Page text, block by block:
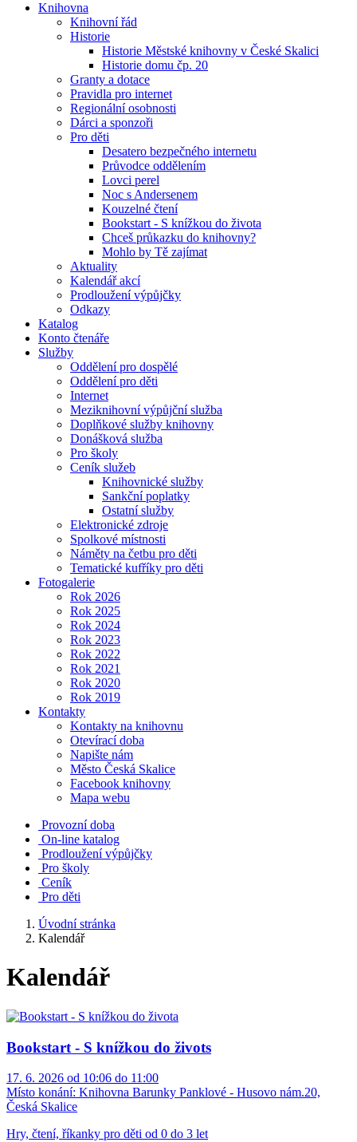
Knihovna
Knihovní řád
Historie
Historie Městské knihovny v České Skalici
Historie domu čp. 20
Granty a dotace
Pravidla pro internet
Regionální osobnosti
Dárci a sponzoři
Pro děti
Desatero bezpečného internetu
Průvodce oddělením
Lovci perel
Noc s Andersenem
Kouzelné čtení
Bookstart - S knížkou do života
Chceš průkazku do knihovny?
Mohlo by Tě zajímat
Aktuality
Kalendář akcí
Prodloužení výpůjčky
Odkazy
Katalog
Konto čtenáře
Služby
Oddělení pro dospělé
Oddělení pro děti
Internet
Meziknihovní výpůjční služba
Doplňkové služby knihovny
Donášková služba
Pro školy
Ceník služeb
Knihovnické služby
Sankční poplatky
Ostatní služby
Elektronické zdroje
Spolkové místnosti
Náměty na četbu pro děti
Tematické kufříky pro děti
Fotogalerie
Rok 2026
Rok 2025
Rok 2024
Rok 2023
Rok 2022
Rok 2021
Rok 2020
Rok 2019
Kontakty
Kontakty na knihovnu
Otevírací doba
Napište nám
Město Česká Skalice
Facebook knihovny
Mapa webu
Provozní doba
On-line katalog
Prodloužení výpůjčky
Pro školy
Ceník
Pro děti
Úvodní stránka
Kalendář
Kalendář
Bookstart - S knížkou do živots
17. 6. 2026 od 10:06 do 11:00
Místo konání: Knihovna Barunky Panklové - Husovo nám.20,
Česká Skalice
Hry, čtení, říkanky pro děti od 0 do 3 let